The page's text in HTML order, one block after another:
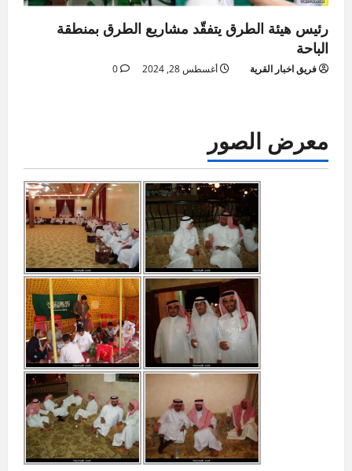
رئيس هيئة الطرق يتفقّد مشاريع الطرق بمنطقة
الباحة
فريق اخبار القرية أغسطس 28, 2024 0
معرض الصور